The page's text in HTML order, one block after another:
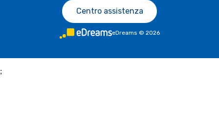
Centro assistenza
eDreams © 2026
;